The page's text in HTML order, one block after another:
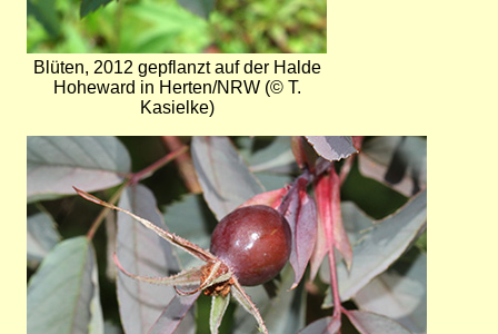
Blüten, 2012 gepflanzt auf der Halde
Hoheward in Herten/NRW (© T.
Kasielke)
Bild